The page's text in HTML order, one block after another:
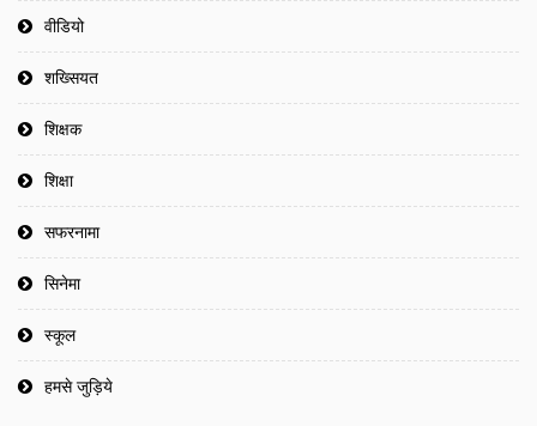
वीडियो
शख्सियत
शिक्षक
शिक्षा
सफरनामा
सिनेमा
स्कूल
हमसे जुड़िये